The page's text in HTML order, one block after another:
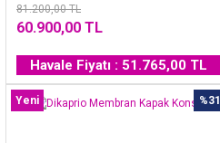
81.200,00 TL
60.900,00 TL
Havale Fiyatı : 51.765,00 TL
%31
Yeni